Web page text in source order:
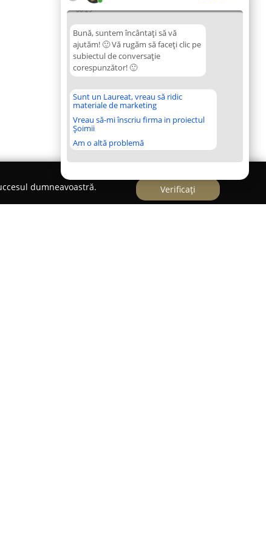
08:29
Bună, suntem încântați să vă
ajutăm! 🙂 Vă rugăm să faceți clic pe
subiectul de conversație
corespunzător! 🙂
Sunt un Laureat, vreau să ridic
materiale de marketing
Vreau să-mi înscriu firma in proiectul
Șoimii
Am o altă problemă
dumneavoastră.
Verificați